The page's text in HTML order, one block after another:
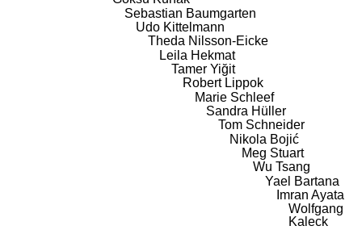
Sebastian Baumgarten
Udo Kittelmann
Theda Nilsson-Eicke
Leila Hekmat
Tamer Yiğit
Robert Lippok
Marie Schleef
Sandra Hüller
Tom Schneider
Nikola Bojić
Meg Stuart
Wu Tsang
Yael Bartana
Imran Ayata
Wolfgang
Kaleck